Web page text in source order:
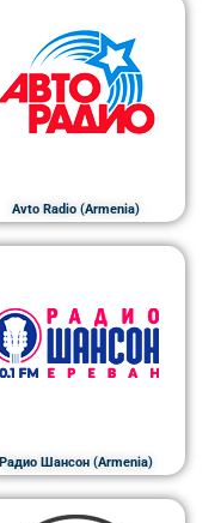
Avto Radio (Armenia)
Радио Шансон (Armenia)